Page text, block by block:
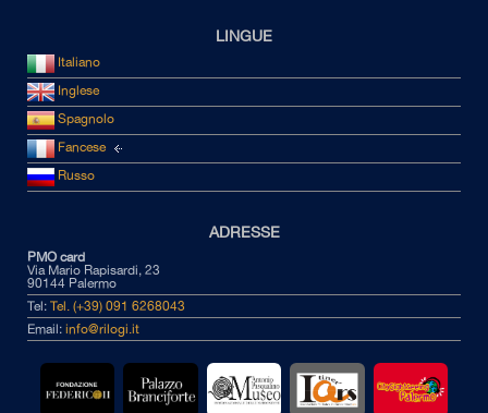
LINGUE
Italiano
Inglese
Spagnolo
Fancese
Russo
ADRESSE
PMO card
Via Mario Rapisardi, 23
90144 Palermo
Tel: Tel. (+39) 091 6268043
Email: info@rilogi.it